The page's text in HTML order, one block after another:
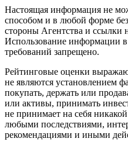
Настоящая информация не
способом и в любой форме
стороны Агентства и ссылки
Использование информации
требований запрещено.
Рейтинговые оценки
не являются установлением
покупать, держать или
или активы, принимать
не принимает на себя
любыми последствиями,
рекомендациями и иными